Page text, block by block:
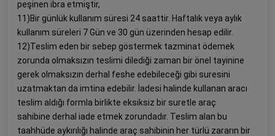
peşinen ibra etmiştir,
11)Bir günlük kullanım süresi 24 saattir. Haftalık veya aylık
kullanım süreleri 7 Gün ve 30 gün üzerinden hesap edilir.
12)Teslim eden bir sebep göstermek tazminat ödemek
zorunda olmaksızın teslimi dilediği zaman bir önel tayinine
gerek olmaksızın derhal feshe edebileceği gibi suresini
uzatmaktan da imtina edebilir. İadesi halinde kullanan aracı
teslim aldığı formla birlikte eksiksiz bir suretle araç
sahibine derhal iade etmek zorundadır. Teslim alan bu
taahhüde aykırılığı halinde araç sahibinin her türlü zararın bir